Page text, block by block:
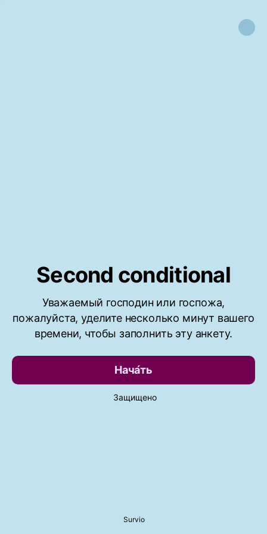
Second conditional
Уважаемый господин или госпожа,
пожалуйста, уделите несколько минут вашего
времени, чтобы заполнить эту анкету.
Нача́ть
Защищено
Survio